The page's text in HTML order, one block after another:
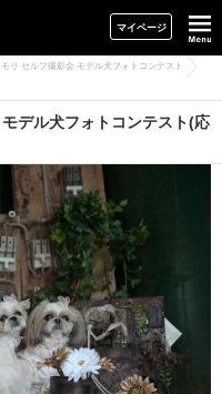
マイページ
リ セルフ撮影会 モデル犬フォトコンテスト
デル犬フォトコンテスト(応